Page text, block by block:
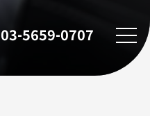
03-5659-0707